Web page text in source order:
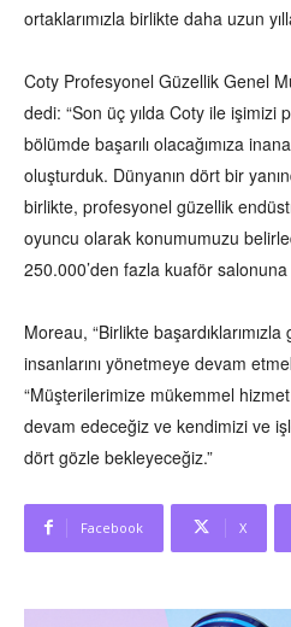
ortaklarımızla birlikte daha uzun
Coty Profesyonel Güzellik Genel
dedi: “Son üç yılda Coty ile işimizi
bölümde başarılı olacağımıza
oluşturduk. Dünyanın dört bir
birlikte, profesyonel güzellik
oyuncu olarak konumumuzu
250.000’den fazla kuaför
Moreau, “Birlikte
insanlarını yönetmeye devam
“Müşterilerimize mükemmel
devam edeceğiz ve kendimizi ve
dört gözle bekleyeceğiz.”
Facebook X